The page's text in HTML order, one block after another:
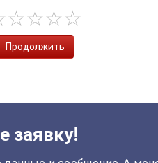
Продолжить
заявку!